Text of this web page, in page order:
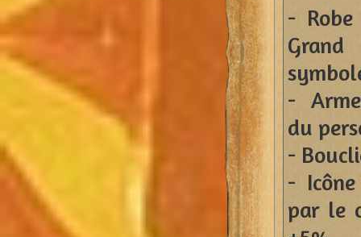
-
-
du
-
-
par le